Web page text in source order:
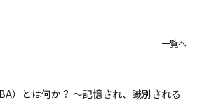
一覧へ
）とは何か？ ～記憶され、識別される